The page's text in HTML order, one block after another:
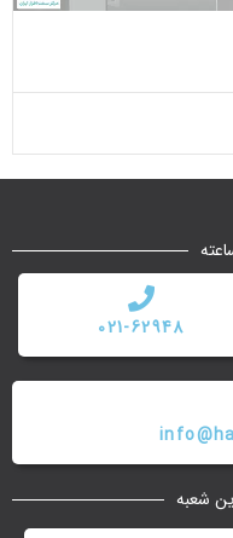
021-62948
شعبه